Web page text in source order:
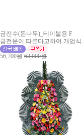
금전수(돈나무)_테이블용 F
금전운이 따른다고하여 개업식..
56,700원 63,000원